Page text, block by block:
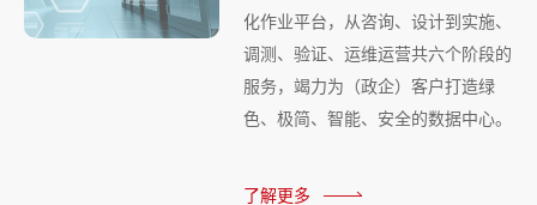
化作业平台，从咨询、设计到实施、
调测、验证、运维运营共六个阶段的
服务，竭力为（政企）客户打造绿
色、极简、智能、安全的数据中心。
了解更多